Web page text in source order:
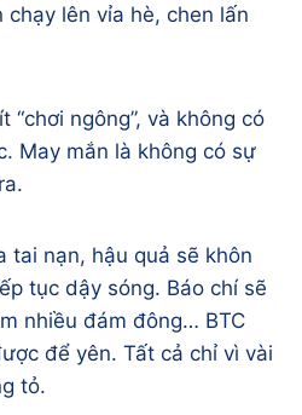
lên vỉa hè, chen lấn
“chơi ngông”, và không có
May mắn là không có sự
tai nạn, hậu quả sẽ khôn
tục dậy sóng. Báo chí sẽ
nhiều đám đông… BTC
để yên. Tất cả chỉ vì vài
tỏ.